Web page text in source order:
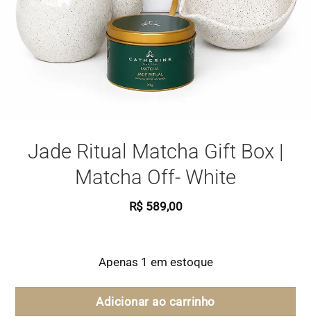
Jade Ritual Matcha Gift Box |
Matcha Off- White
R$589,00
Apenas 1 em estoque
Adicionar ao carrinho